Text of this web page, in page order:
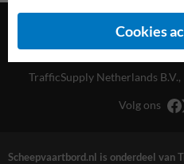
TrafficSupply Netherlands B.V.,
Volg ons
Scheepvaartbord.nl is onderdeel van
Cookies